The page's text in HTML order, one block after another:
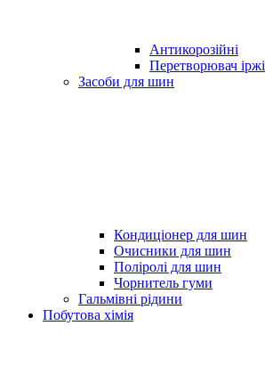
Антикорозійні
Перетворювач іржі
Засоби для шин
Кондиціонер для шин
Очисники для шин
Поліролі для шин
Чорнитель гуми
Гальмівні рідини
Побутова хімія